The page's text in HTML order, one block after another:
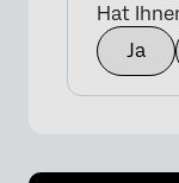
Hat
Ja